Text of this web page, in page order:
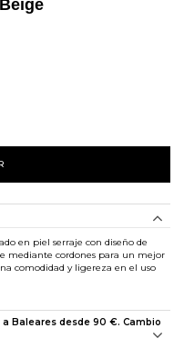
en piel serraje con diseño de
mediante cordones para un mejor
comodidad y ligereza en el uso
Baleares desde 90 €. Cambio